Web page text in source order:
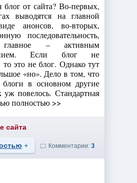
блог от сайта? Во-первых,
выводятся на главной
анонсов, во-вторых,
последовательность,
– активным
Если блог не
это не блог. Однако тут
«но». Дело в том, что
в основном другие
уж повелось. Стандартная
полностью >>
сайта
Комментарии: 3